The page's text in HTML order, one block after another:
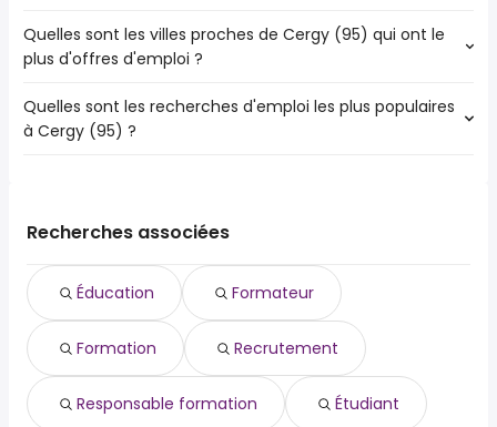
Les villes proches de Cergy (95) qui ont le plus d'offres
d'emploi - éducation sont :
Pontoise
Quelles sont les villes proches de Cergy (95) qui ont le
plus d'offres d'emploi ?
Les 10 villes proches de Cergy (95) qui ont le plus d'offres
d'emploi sont :
Les Mureaux
Taverny
Saint-Ouen-l'Aumône
Maisons-Laffitte
Montigny-lès-Cormeilles
Achères
Quelles sont les recherches d'emploi les plus populaires
à Cergy (95) ?
public
territorial
étudiant
économie
publique territoriale
public territorial
Recherches associées
Éducation Formateur
Formation Recrutement
Responsable formation Étudiant